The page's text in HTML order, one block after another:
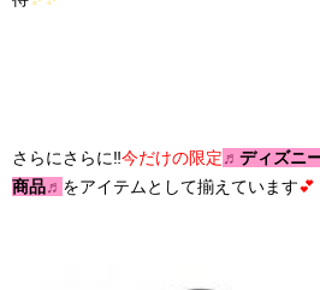
さらにさらに‼︎今だけの限定♬ ディズニ
商品♬ をアイテムとして揃えています💕